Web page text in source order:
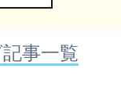
ビス
」のご
つきま
事一覧